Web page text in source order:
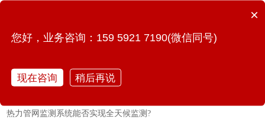
城市生命线监测预警系统如何帮助构建智慧城市?
燃气管网安全监测中有哪些常见的传感器?
热力管网监测系统能否实现全天候监测?
×
您好，业务咨询：159 5921 7190(微信同号)
现在咨询 稍后再说